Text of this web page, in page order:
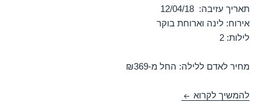
תאריך עזיבה: 12/04/18
אירוח: לינה וארוחת בוקר
לילות: 2
מחיר לאדם ללילה: החל מ-₪369
להמשיך לקרוא חופשה במלון מלכת שבא אילת – אילת 10/04/2018